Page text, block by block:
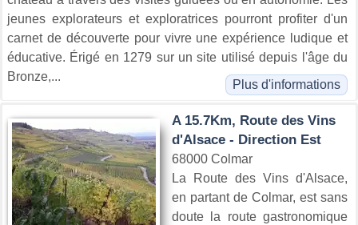
jeunes explorateurs et exploratrices pourront profiter d'un
carnet de découverte pour vivre une expérience ludique et
éducative. Érigé en 1279 sur un site utilisé depuis l'âge du
Bronze,...
Plus d'informations
A 15.7Km, Route des Vins
d'Alsace - Direction Est
68000 Colmar
La Route des Vins d'Alsace,
en partant de Colmar, est sans
doute la route gastronomique